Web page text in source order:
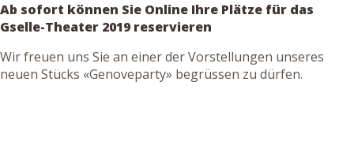
Ab sofort können Sie Online Ihre Plätze für das
Gselle-Theater 2019 reservieren
Wir freuen uns Sie an einer der Vorstellungen unseres
neuen Stücks «Genoveparty» begrüssen zu dürfen.